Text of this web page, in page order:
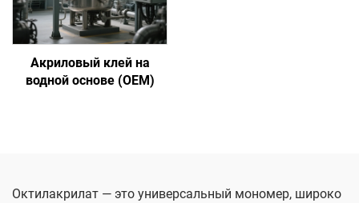
Акриловый клей на
водной основе (OEM)
Октилакрилат — это универсальный мономер, широко